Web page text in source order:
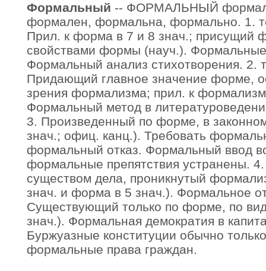
Формальный -- ФОРМАЛЬНЫЙ
формален, формальна, формально. 1.
Прил. к форма в 7 и 8 знач.; присущий
свойствами формы (науч.).
Формальный анализ стихотворения. 2.
Придающий главное значение форме,
зрения формализма; прил. к
Формальный метод в
3. Произведенный по форме, в
знач.; офиц. канц.). Требовать
формальный отказ. Формальный ввод
формальные препятствия устранены.
существом дела, проникнутый
знач. и форма в 5 знач.). Формальное
Существующий только по форме, по
знач.). Формальная демократия в
Буржуазные конституции обычно
формальные права граждан.